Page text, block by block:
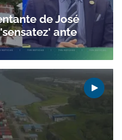
de José
ante